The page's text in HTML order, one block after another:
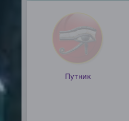
Путник